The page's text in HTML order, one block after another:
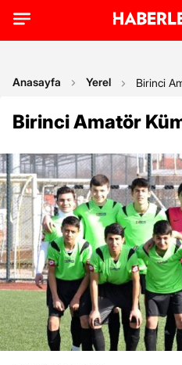
Anasayfa Yerel Birinci
Birinci Amatör